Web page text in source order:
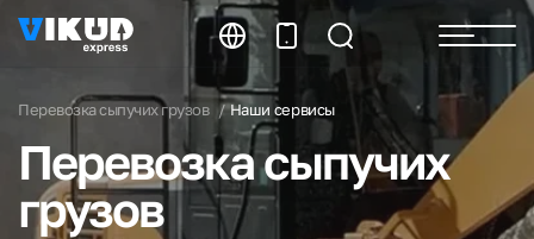
Перевозка сыпучих грузов Наши сервисы
Перевозкасыпучих
грузов